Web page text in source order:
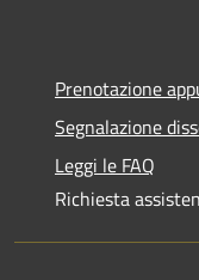
Prenotazione
Segnalazione
Leggi le FAQ
Richiesta